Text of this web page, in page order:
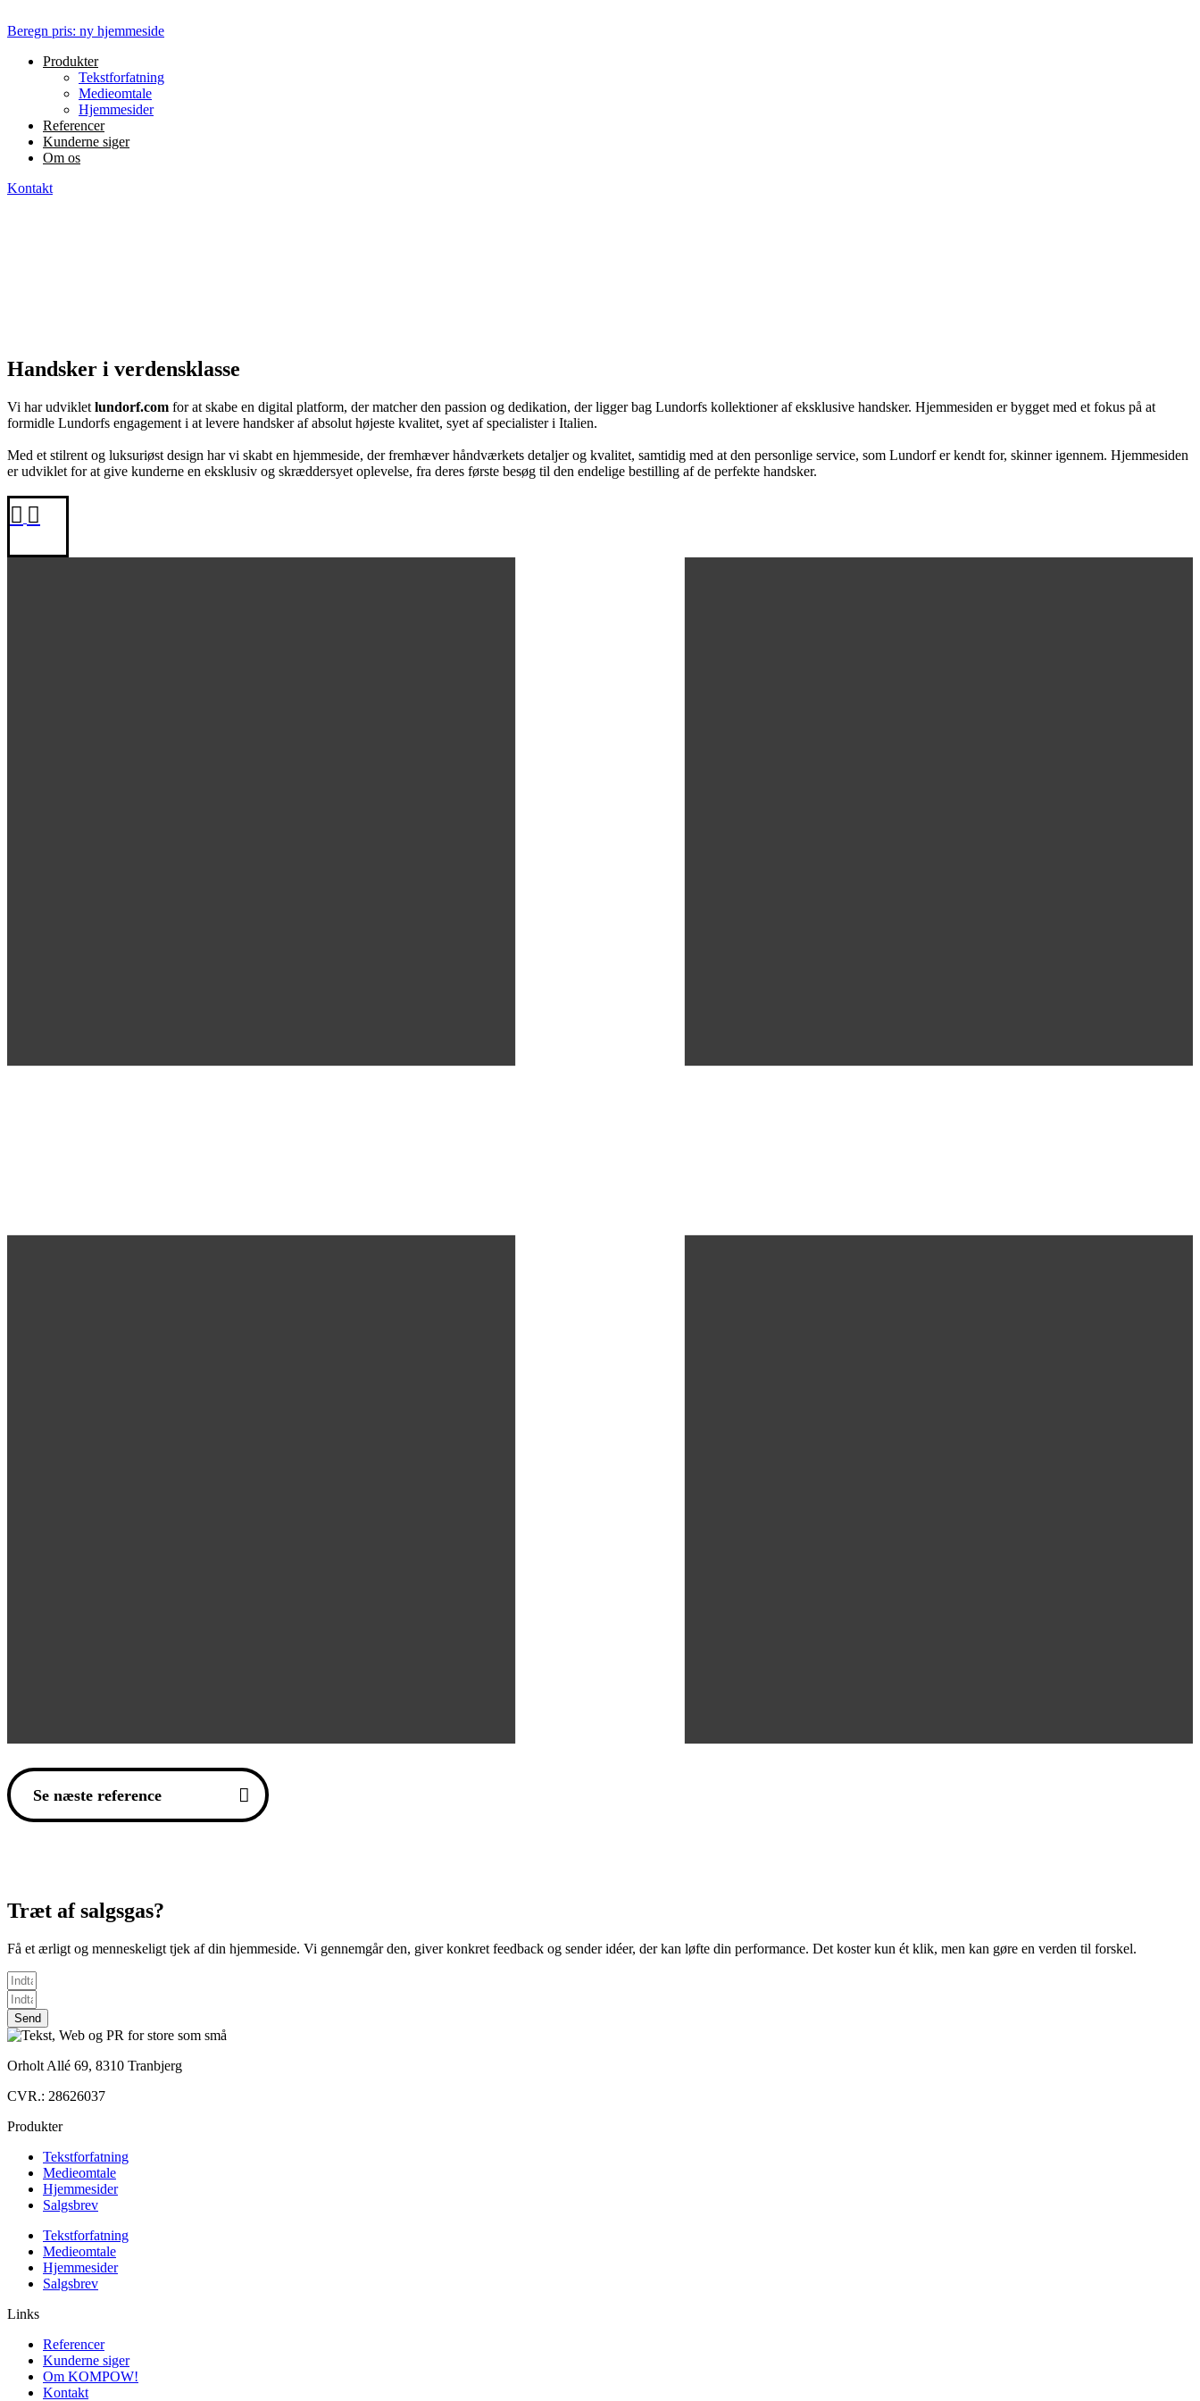
Beregn pris: ny hjemmeside
Produkter
Tekstforfatning
Medieomtale
Hjemmesider
Referencer
Kunderne siger
Om os
Kontakt
Handsker i verdensklasse
Vi har udviklet lundorf.com for at skabe en digital platform, der matcher den passion og dedikation, der ligger bag Lundorfs kollektioner af eksklusive handsker. Hjemmesiden er bygget med et fokus på at
formidle Lundorfs engagement i at levere handsker af absolut højeste kvalitet, syet af specialister i Italien.
Med et stilrent og luksuriøst design har vi skabt en hjemmeside, der fremhæver håndværkets detaljer og kvalitet, samtidig med at den personlige service, som Lundorf er kendt for, skinner igennem. Hjemmesiden
er udviklet for at give kunderne en eksklusiv og skræddersyet oplevelse, fra deres første besøg til den endelige bestilling af de perfekte handsker.
Se næste reference
Træt af salgsgas?
Få et ærligt og menneskeligt tjek af din hjemmeside. Vi gennemgår den, giver konkret feedback og sender idéer, der kan løfte din performance. Det koster kun ét klik, men kan gøre en verden til forskel.
Send
Orholt Allé 69, 8310 Tranbjerg
CVR.: 28626037
Produkter
Tekstforfatning
Medieomtale
Hjemmesider
Salgsbrev
Tekstforfatning
Medieomtale
Hjemmesider
Salgsbrev
Links
Referencer
Kunderne siger
Om KOMPOW!
Kontakt